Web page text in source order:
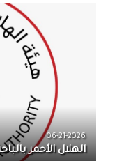
06-21-2026
الهلال الأحمر